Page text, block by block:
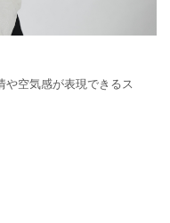
や空気感が表現できるス